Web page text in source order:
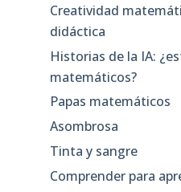
Creatividad
didáctica
Historias de la IA:
matemáticos?
Papas matemáticos
Asombrosa
Tinta y sangre
Comprender para